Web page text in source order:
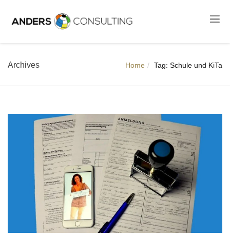
Archives Home Tag: Schule und KiTa